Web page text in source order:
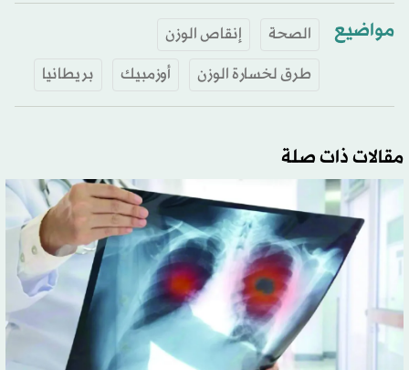
مواضيع الصحة
إنقاص الوزن
طرق لخسارة الوزن
أوزمبيك بريطانيا
مقالات ذات صلة